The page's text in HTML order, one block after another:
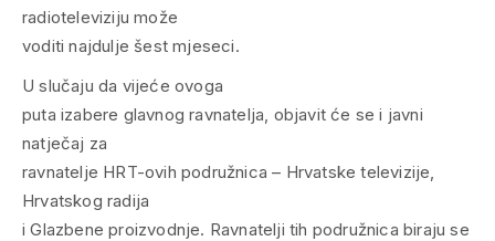
radioteleviziju može
voditi najdulje šest mjeseci.
U slučaju da vijeće ovoga
puta izabere glavnog ravnatelja, objavit će se i javni
natječaj za
ravnatelje HRT-ovih podružnica – Hrvatske televizije,
Hrvatskog radija
i Glazbene proizvodnje. Ravnatelji tih podružnica biraju se